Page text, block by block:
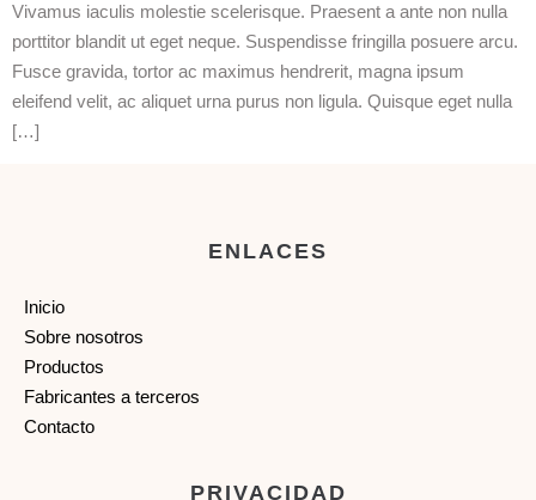
Vivamus iaculis molestie scelerisque. Praesent a ante non nulla
porttitor blandit ut eget neque. Suspendisse fringilla posuere arcu.
Fusce gravida, tortor ac maximus hendrerit, magna ipsum
eleifend velit, ac aliquet urna purus non ligula. Quisque eget nulla
[…]
ENLACES
Inicio
Sobre nosotros
Productos
Fabricantes a terceros
Contacto
PRIVACIDAD